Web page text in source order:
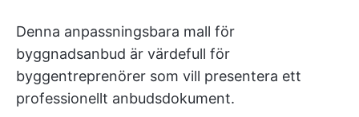
Denna anpassningsbara mall för
byggnadsanbud är värdefull för
byggentreprenörer som vill presentera ett
professionellt anbudsdokument.